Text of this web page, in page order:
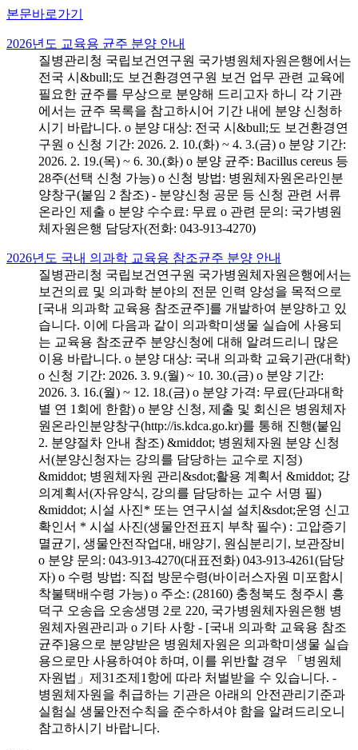
본문바로가기
2026년도 교육용 균주 분양 안내
질병관리청 국립보건연구원 국가병원체자원은행에서는
전국 시&bull;도 보건환경연구원 보건 업무 관련 교육에
필요한 균주를 무상으로 분양해 드리고자 하니 각 기관
에서는 균주 목록을 참고하시어 기간 내에 분양 신청하
시기 바랍니다. o 분양 대상: 전국 시&bull;도 보건환경연
구원 o 신청 기간: 2026. 2. 10.(화) ~ 4. 3.(금) o 분양 기간:
2026. 2. 19.(목) ~ 6. 30.(화) o 분양 균주: Bacillus cereus 등
28주(선택 신청 가능) o 신청 방법: 병원체자원온라인분
양창구(붙임 2 참조) - 분양신청 공문 등 신청 관련 서류
온라인 제출 o 분양 수수료: 무료 o 관련 문의: 국가병원
체자원은행 담당자(전화: 043-913-4270)
2026년도 국내 의과학 교육용 참조균주 분양 안내
질병관리청 국립보건연구원 국가병원체자원은행에서는
보건의료 및 의과학 분야의 전문 인력 양성을 목적으로
[국내 의과학 교육용 참조균주]를 개발하여 분양하고 있
습니다. 이에 다음과 같이 의과학미생물 실습에 사용되
는 교육용 참조균주 분양신청에 대해 알려드리니 많은
이용 바랍니다. o 분양 대상: 국내 의과학 교육기관(대학)
o 신청 기간: 2026. 3. 9.(월) ~ 10. 30.(금) o 분양 기간:
2026. 3. 16.(월) ~ 12. 18.(금) o 분양 가격: 무료(단과대학
별 연 1회에 한함) o 분양 신청, 제출 및 회신은 병원체자
원온라인분양창구(http://is.kdca.go.kr)를 통해 진행(붙임
2. 분양절차 안내 참조) &middot; 병원체자원 분양 신청
서(분양신청자는 강의를 담당하는 교수로 지정)
&middot; 병원체자원 관리&sdot;활용 계획서 &middot; 강
의계획서(자유양식, 강의를 담당하는 교수 서명 필)
&middot; 시설 사진* 또는 연구시설 설치&sdot;운영 신고
확인서 * 시설 사진(생물안전표지 부착 필수) : 고압증기
멸균기, 생물안전작업대, 배양기, 원심분리기, 보관장비
o 분양 문의: 043-913-4270(대표전화) 043-913-4261(담당
자) o 수령 방법: 직접 방문수령(바이러스자원 미포함시
착불택배수령 가능) o 주소: (28160) 충청북도 청주시 흥
덕구 오송읍 오송생명 2로 220, 국가병원체자원은행 병
원체자원관리과 o 기타 사항 - [국내 의과학 교육용 참조
균주]용으로 분양받은 병원체자원은 의과학미생물 실습
용으로만 사용하여야 하며, 이를 위반할 경우 「병원체
자원법」제31조제1항에 따라 처벌받을 수 있습니다. -
병원체자원을 취급하는 기관은 아래의 안전관리기준과
실험실 생물안전수칙을 준수하셔야 함을 알려드리오니
참고하시기 바랍니다.